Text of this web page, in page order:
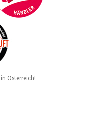
Österreich!